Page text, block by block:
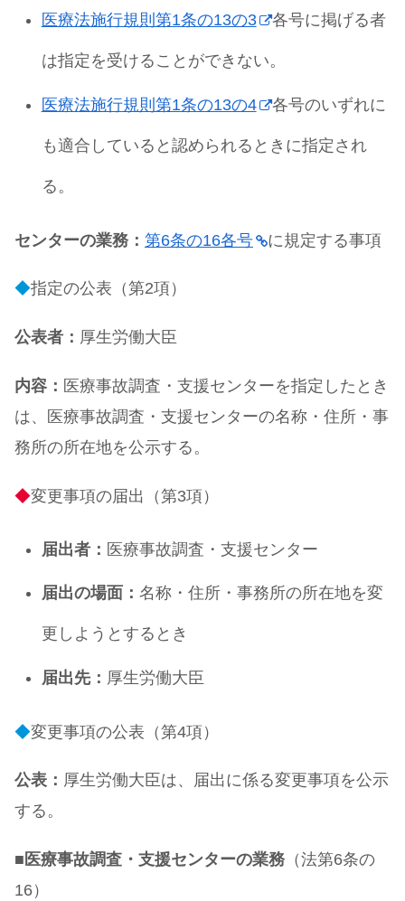
医療法施行規則第1条の13の3 各号に掲げる者
は指定を受けることができない。
医療法施行規則第1条の13の4 各号のいずれに
も適合していると認められるときに指定され
る。
センターの業務： 第6条の16各号 に規定する事項
◆指定の公表（第2項）
公表者： 厚生労働大臣
内容： 医療事故調査・支援センターを指定したとき
は、医療事故調査・支援センターの名称・住所・事
務所の所在地を公示する。
◆変更事項の届出（第3項）
届出者： 医療事故調査・支援センター
届出の場面： 名称・住所・事務所の所在地を変
更しようとするとき
届出先： 厚生労働大臣
◆変更事項の公表（第4項）
公表： 厚生労働大臣は、届出に係る変更事項を公示
する。
■ 医療事故調査・支援センターの業務 （法第6条の
16）